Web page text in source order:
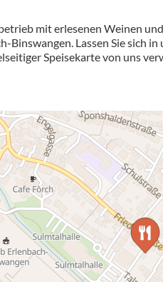
mit erlesenen Weinen
Binswangen. Lassen Sie sich
Speisekarte von uns